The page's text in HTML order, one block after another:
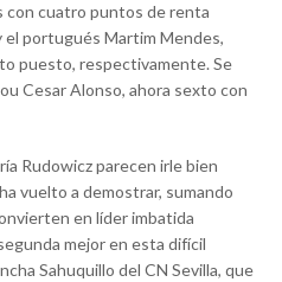
con cuatro puntos de renta
el portugués Martim Mendes,
puesto, respectivamente. Se
Cesar Alonso, ahora sexto con
Rudowicz parecen irle bien
vuelto a demostrar, sumando
en líder imbatida
mejor en esta difícil
Sahuquillo del CN Sevilla, que